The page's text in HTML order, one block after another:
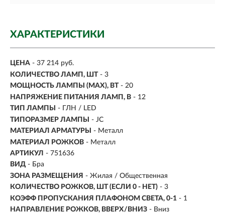
ХАРАКТЕРИСТИКИ
ЦЕНА - 37 214 руб.
КОЛИЧЕСТВО ЛАМП, ШТ - 3
МОЩНОСТЬ ЛАМПЫ (MAX), ВТ - 20
НАПРЯЖЕНИЕ ПИТАНИЯ ЛАМП, В - 12
ТИП ЛАМПЫ
- ГЛН / LED
ТИПОРАЗМЕР ЛАМПЫ
- JC
МАТЕРИАЛ АРМАТУРЫ
- Металл
МАТЕРИАЛ РОЖКОВ - Металл
АРТИКУЛ - 751636
ВИД - Бра
ЗОНА РАЗМЕЩЕНИЯ - Жилая / Общественная
КОЛИЧЕСТВО РОЖКОВ, ШТ (ЕСЛИ 0 - НЕТ) - 3
КОЭФФ ПРОПУСКАНИЯ ПЛАФОНОМ СВЕТА, 0-1 - 1
НАПРАВЛЕНИЕ РОЖКОВ, ВВЕРХ/ВНИЗ - Вниз